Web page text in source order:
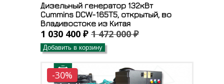
Дизельный генератор 132кВт
Cummins DCW-165T5, открытый, во
Владивостоке из Китая
1 030 400 ₽ 1 472 000 ₽
Добавить в корзину
-30%